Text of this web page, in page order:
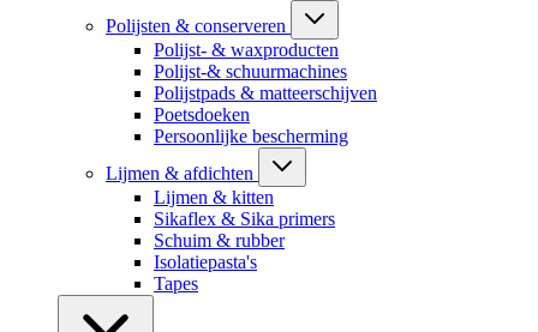
Polijsten & conserveren
Polijst- & waxproducten
Polijst-& schuurmachines
Polijstpads & matteerschijven
Poetsdoeken
Persoonlijke bescherming
Lijmen & afdichten
Lijmen & kitten
Sikaflex & Sika primers
Schuim & rubber
Isolatiepasta's
Tapes